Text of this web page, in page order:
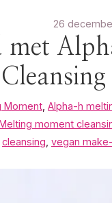
26
met
Moment Alpha-h
moment
cleansing vegan